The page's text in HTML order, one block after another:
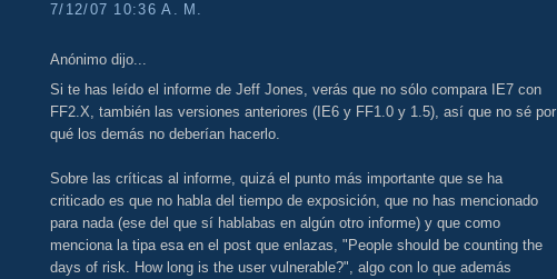
7/12/07 10:36 A. M.
Anónimo dijo...
Si te has leído el informe de Jeff Jones, verás que no sólo compara IE7 con
FF2.X, también las versiones anteriores (IE6 y FF1.0 y 1.5), así que no sé por
qué los demás no deberían hacerlo.
Sobre las críticas al informe, quizá el punto más importante que se ha
criticado es que no habla del tiempo de exposición, que no has mencionado
para nada (ese del que sí hablabas en algún otro informe) y que como
menciona la tipa esa en el post que enlazas, "People should be counting the
days of risk. How long is the user vulnerable?", algo con lo que además